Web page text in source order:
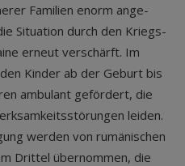
Fami­li­en enorm ange­
Situa­ti­on durch den Kriegs­
erneut ver­schärft. Im
Kin­der ab der Geburt bis
ambu­lant geför­dert, die
lei­den.
wer­den von rumä­ni­schen
Drit­tel über­nom­men, die